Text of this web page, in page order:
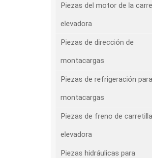
Piezas del motor de la
elevadora
Piezas de dirección de
montacargas
Piezas de refrigeración para
montacargas
Piezas de freno de carretilla
elevadora
Piezas hidráulicas para